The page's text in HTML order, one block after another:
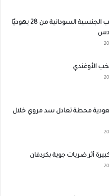
قرارًا مثيرًا.. سحب الجنسية السودانية من 28 يهوديًا
الأوغندي
محطة تعادل سد مروي خلال
أثر ضربات جوية بكردفان